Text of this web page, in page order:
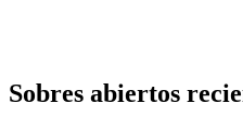
Sobres abiertos